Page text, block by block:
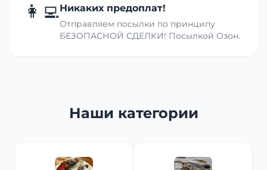
👩‍💻Никаких предоплат!
Отправляем посылки по принципу
БЕЗОПАСНОЙ СДЕЛКИ! Посылкой Озон.
Наши категории